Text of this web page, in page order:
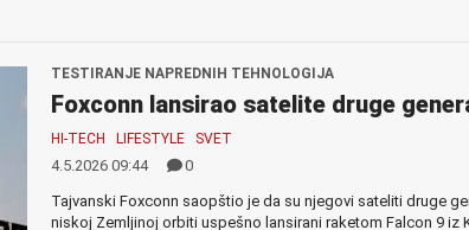
TESTIRANJE NAPREDNIH TEHNOLOGIJA
Foxconn lansirao satelite druge
HI-TECH LIFESTYLE SVET
4.5.2026 09:44
0
Tajvanski Foxconn saopštio je da su njegovi sateliti druge
niskoj Zemljinoj orbiti uspešno lansirani raketom Falcon 9 iz